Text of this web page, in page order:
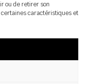
ou de retirer son
caractéristiques et
Agriculture – Diseño: